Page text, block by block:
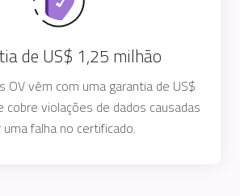
de US$ 1,25 milhão
OV vêm com uma garantia de US$
cobre violações de dados causadas
falha no certificado.